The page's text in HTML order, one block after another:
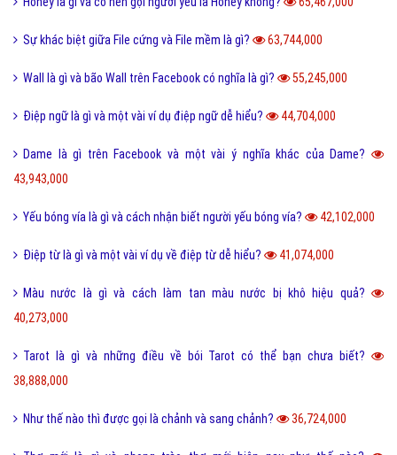
Sự khác biệt giữa File cứng và File mềm là gì? 63,744,000
Wall là gì và bão Wall trên Facebook có nghĩa là gì? 55,245,000
Điệp ngữ là gì và một vài ví dụ điệp ngữ dễ hiểu? 44,704,000
Dame là gì trên Facebook và một vài ý nghĩa khác của Dame?
43,943,000
Yếu bóng vía là gì và cách nhận biết người yếu bóng vía? 42,102,000
Điệp từ là gì và một vài ví dụ về điệp từ dễ hiểu? 41,074,000
Màu nước là gì và cách làm tan màu nước bị khô hiệu quả?
40,273,000
Tarot là gì và những điều về bói Tarot có thể bạn chưa biết?
38,888,000
Như thế nào thì được gọi là chảnh và sang chảnh? 36,724,000